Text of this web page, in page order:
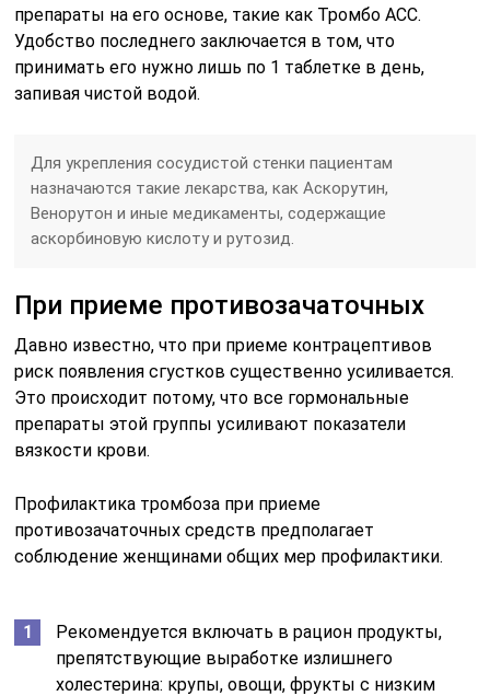
препараты на его основе, такие как Тромбо АСС.
Удобство последнего заключается в том, что
принимать его нужно лишь по 1 таблетке в день,
запивая чистой водой.
Для укрепления сосудистой стенки пациентам
назначаются такие лекарства, как Аскорутин,
Венорутон и иные медикаменты, содержащие
аскорбиновую кислоту и рутозид.
При приеме противозачаточных
Давно известно, что при приеме контрацептивов
риск появления сгустков существенно усиливается.
Это происходит потому, что все гормональные
препараты этой группы усиливают показатели
вязкости крови.
Профилактика тромбоза при приеме
противозачаточных средств предполагает
соблюдение женщинами общих мер профилактики.
Рекомендуется включать в рацион продукты,
препятствующие выработке излишнего
холестерина: крупы, овощи, фрукты с низким